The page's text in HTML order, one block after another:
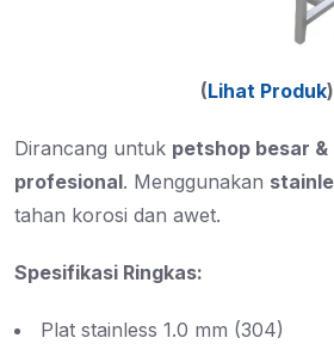
(Lihat Produk)
Dirancang untuk petshop besar &
profesional. Menggunakan
tahan korosi dan awet.
Spesifikasi Ringkas:
Plat stainless 1.0 mm (304)